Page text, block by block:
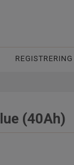
REGISTRERING
(40Ah)